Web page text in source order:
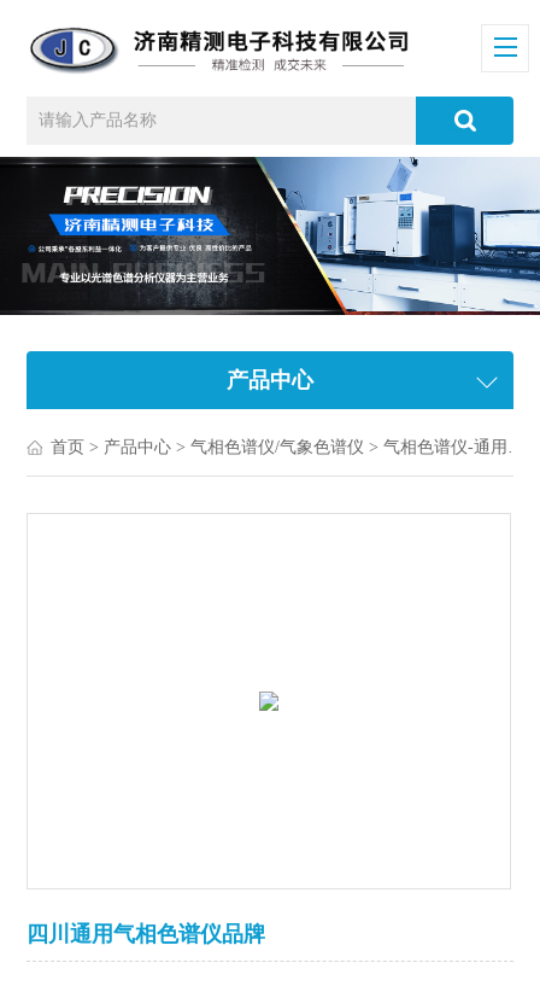
产品中心
首页 > 产品中心 >气相色谱仪/气象色谱仪 >气相色谱仪-通用气相色谱
四川通用气相色谱仪品牌